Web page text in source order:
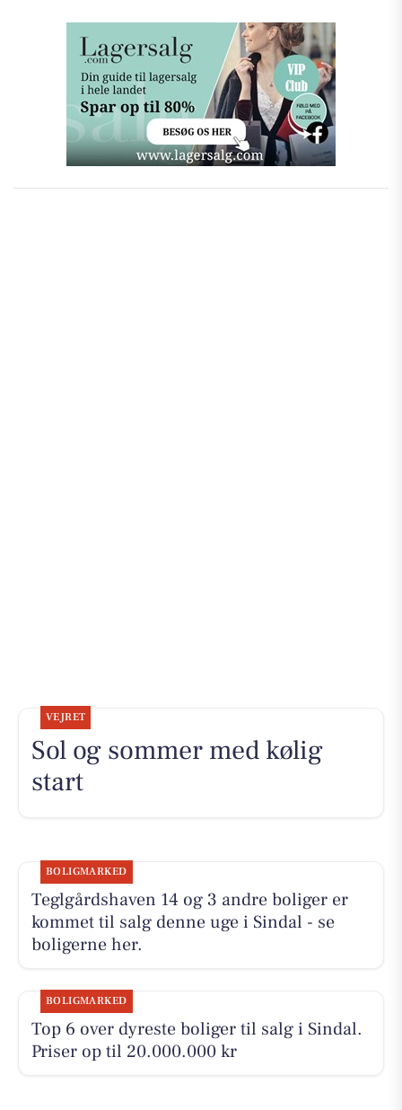
VEJRET
Sol og sommer med kølig
start
BOLIGMARKED
Teglgårdshaven 14 og 3 andre boliger er
kommet til salg denne uge i Sindal - se
boligerne her.
BOLIGMARKED
Top 6 over dyreste boliger til salg i Sindal.
Priser op til 20.000.000 kr